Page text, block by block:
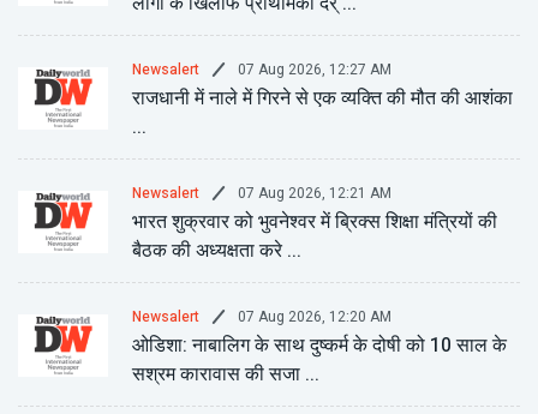
Newsalert 07 Aug 2026, 12:27 AM
राजधानी में नाले में गिरने से एक व्यक्ति की मौत की आशंका
...
Newsalert 07 Aug 2026, 12:21 AM
भारत शुक्रवार को भुवनेश्वर में ब्रिक्स शिक्षा मंत्रियों की
बैठक की अध्यक्षता करे ...
Newsalert 07 Aug 2026, 12:20 AM
ओडिशा: नाबालिग के साथ दुष्कर्म के दोषी को 10 साल के
सश्रम कारावास की सजा ...